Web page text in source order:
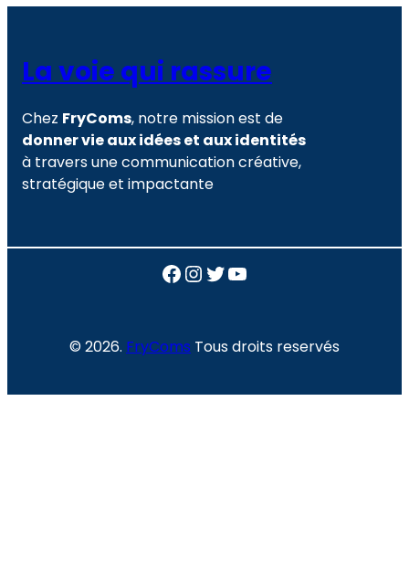
La voie qui rassure
Chez FryComs, notre mission est de
donner vie aux idées et aux identités
à travers une communication créative,
stratégique et impactante
Facebook
Instagram
Twitter
YouTube
© 2026. FryComs Tous droits reservés